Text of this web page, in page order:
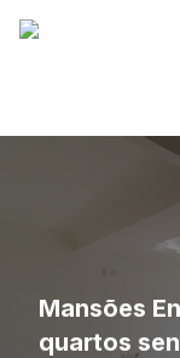
Mansões
quartos